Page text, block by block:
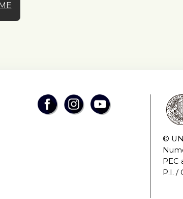
©
PEC
P.I. /